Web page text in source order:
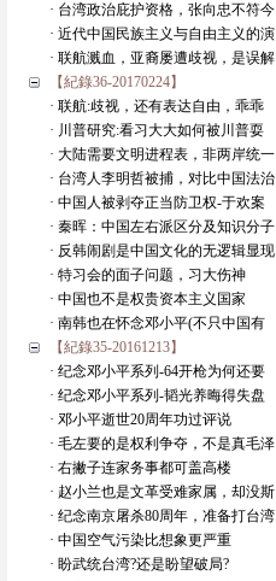
· 台湾政治庇护资格，张向忠不符今
· 近代中国民族主义与自由主义的演
· 联航溅血，亚裔屡遭歧视，是误解
【紀錄36-20170224】
· 联航:歧视，还有表达自由，乖乖
· 川普研究:看习大大如何被川普耍
· 大陆需要文明进程表，非两岸统一
· 台湾人李明哲被捕，对比中国法治
· 中国人被剥夺正当防卫权-于欢案
· 秦晖：中国左右派区分及知识分子
· 反韩闹剧是中国文化的无逻辑显现
· 特习会的面子问题，习大伤神
· 中国也不是权贵资本主义国家
· 南韩也在怀念邓小平(不只中国有
【紀錄35-20161213】
· 纪念邓小平系列-64开枪为何还要
· 纪念邓小平系列-韬光养晦得失盘
· 邓小平逝世20周年功过评说
· 毛左要的是权利争夺，不是真毛泽
· 右撇子连家务事都可盖高楼
· 赵小兰也是文革受难家属，却没斯
· 纪念南京屠杀80周年，准备打台湾
· 中国空气污染比想象更严重
· 盼武统台湾?还是盼望破局?